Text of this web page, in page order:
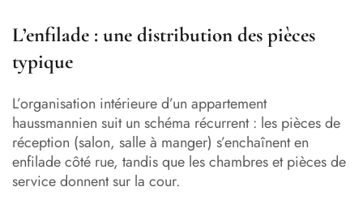
L’enfilade : une distribution des pièces
typique
L’organisation intérieure d’un appartement
haussmannien suit un schéma récurrent : les pièces de
réception (salon, salle à manger) s’enchaînent en
enfilade côté rue, tandis que les chambres et pièces de
service donnent sur la cour.